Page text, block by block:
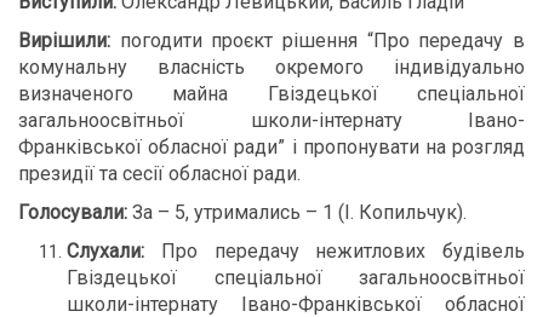
Вирішили: погодити проєкт рішення “Про передачу в
комунальну власність окремого індивідуально
визначеного майна Гвіздецької спеціальної
загальноосвітньої школи-інтернату Івано-
Франківської обласної ради” і пропонувати на розгляд
президії та сесії обласної ради.
Голосували: За – 5, утримались – 1 (І. Копильчук).
Слухали: Про передачу нежитлових будівель
Гвіздецької спеціальної загальноосвітньої
школи-інтернату Івано-Франківської обласної